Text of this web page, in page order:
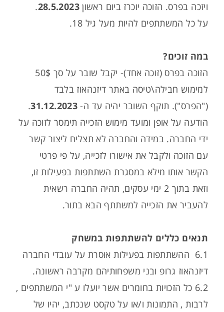
ויזכה בפרס. הזוכה יוכרז ביום ראשון28.5.2023
.
על כל המשתתפים להיות מעל גיל 18.
במה זוכים?
הזוכה בפרס (זוכה אחד)- יקבל שובר על סך 50$
למימוש חבילה\טיסה באתר דיזנהאוז בלבד
("הפרס"). תוקף השובר יהיה עד ה- 31.12.2023
.
הודעה על אופן ומועד מימוש הזכייה תימסר לזוכה על
ידי החברה. במידה והחברה לא תצליח ליצור קשר
עם הזוכה ולקבל את אישורו לזכייה, על פי פרטי
הקשר אותו מילא במסגרת השתתפות בפעילות זו,
וזאת בתוך 2 ימי עסקים, תהיה החברה רשאית
להעביר את הזכייה למשתתף הבא בתור.
תנאים כללים להשתתפות במשחק
6.1 ההשתתפות בפעילות אוסרת על עובדי החברה
דיזנהאוז גרופ ובני משפחותיהם מקרבה ראשונה.
6.2 כל הזכויות בחומרים אשר יועלו ע "י המשתתפים ,
לרבות , התמונות ו/או על טקסט שנכתב, יהיו של